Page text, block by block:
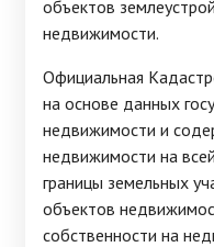
объектов
недвижимости.
Официальная
на основе данных
недвижимости и
недвижимости на
границы земельных
объектов
собственности на